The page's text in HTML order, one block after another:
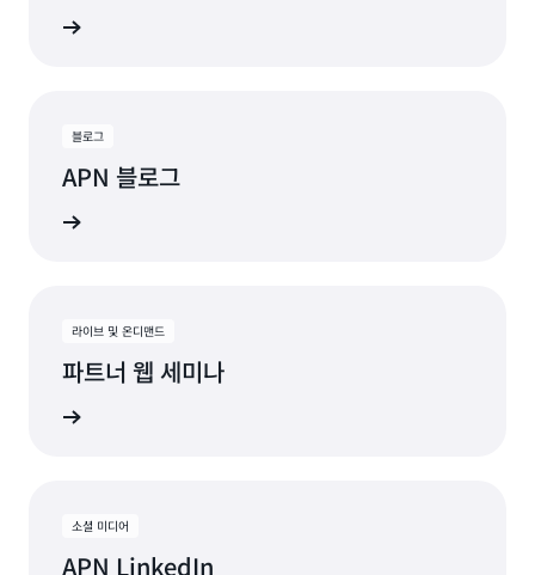
블로그
APN 블로그
라이브 및 온디맨드
파트너 웹 세미나
소셜 미디어
APN LinkedIn